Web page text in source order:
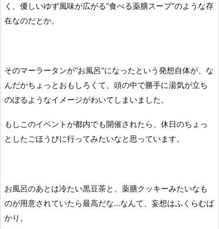
く、優しいゆず風味が広がる“食べる薬膳スープ”のような存
在なのだとか。
そのマーラータンが“お風呂”になったという発想自体が、な
んだかちょっとおもしろくて、頭の中で勝手に湯気が立ち
のぼるようなイメージがわいてしまいました。
もしこのイベントが都内でも開催されたら、休日のちょっ
としたごほうびに行ってみたいなと思っています。
お風呂のあとは冷たい黒豆茶と、薬膳クッキーみたいなも
のが用意されていたら最高だな…なんて、妄想はふくらむば
かり。